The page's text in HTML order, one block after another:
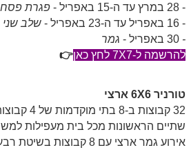
- 28 במרץ עד ה-15 באפריל -
פגרת פסח
- 16 באפריל עד ה-23 באפריל -
שלב שני
- 30 באפריל -
גמר
להרשמה ל-7X7 לחץ כאן
👉
טורניר 6X6
ארצי
32 קבוצות ב-8 בתי מוקדמות של 4 קבוצות.
שתיים הראשונות מכל בית מעפילות
אירוע גמר ארצי עם 8 קבוצות בשיטת רבעי גמר, חצאי גמר וגמר.